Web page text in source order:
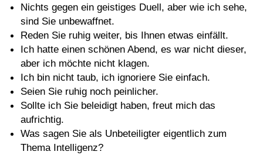
Nichts gegen ein geistiges Duell, aber wie ich sehe,
sind Sie unbewaffnet.
Reden Sie ruhig weiter, bis Ihnen etwas einfällt.
Ich hatte einen schönen Abend, es war nicht dieser,
aber ich möchte nicht klagen.
Ich bin nicht taub, ich ignoriere Sie einfach.
Seien Sie ruhig noch peinlicher.
Sollte ich Sie beleidigt haben, freut mich das
aufrichtig.
Was sagen Sie als Unbeteiligter eigentlich zum
Thema Intelligenz?